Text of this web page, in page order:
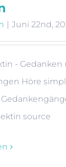
| Juni 22nd,
- Gedanken
Höre
source